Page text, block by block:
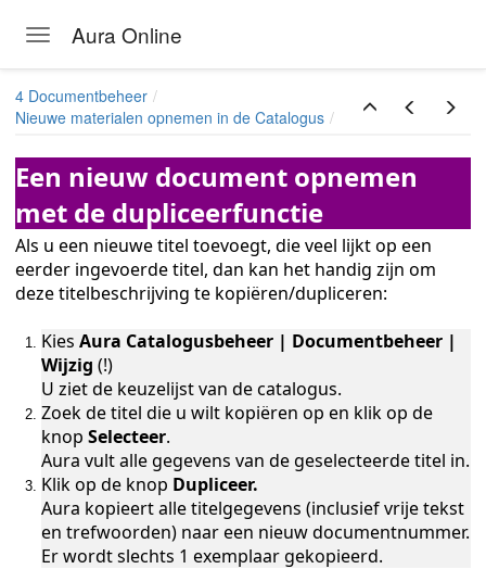
Toggle navigation
Aura Online
4 Documentbeheer
Nieuwe materialen opnemen in de Catalogus
Een nieuw document opnemen
met de dupliceerfunctie
Als u een nieuwe titel toevoegt, die veel lijkt op een
eerder ingevoerde titel, dan kan het handig zijn om
deze titelbeschrijving te kopiëren/dupliceren:
Kies Aura Catalogusbeheer | Documentbeheer |
Wijzig (!)
U ziet de keuzelijst van de catalogus.
Zoek de titel die u wilt kopiëren op en klik op de
knop Selecteer.
Aura vult alle gegevens van de geselecteerde titel in.
Klik op de knop Dupliceer.
Aura kopieert alle titelgegevens (inclusief vrije tekst
en trefwoorden) naar een nieuw documentnummer.
Er wordt slechts 1 exemplaar gekopieerd.